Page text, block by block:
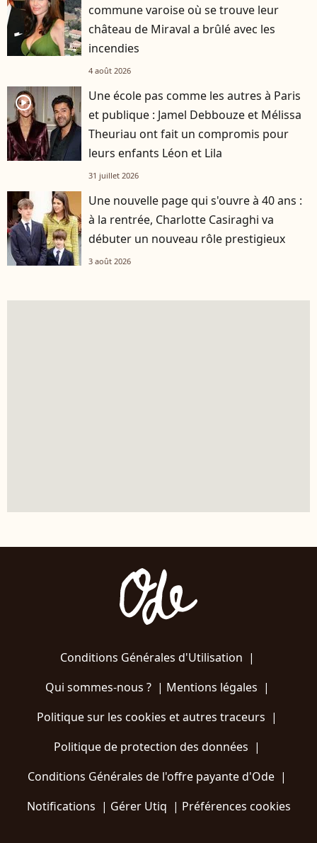
commune varoise où se trouve leur
château de Miraval a brûlé avec les
incendies
4 août 2026
player2
Une école pas comme les autres à Paris
et publique : Jamel Debbouze et Mélissa
Theuriau ont fait un compromis pour
leurs enfants Léon et Lila
31 juillet 2026
Une nouvelle page qui s'ouvre à 40 ans :
à la rentrée, Charlotte Casiraghi va
débuter un nouveau rôle prestigieux
3 août 2026
Conditions Générales d'Utilisation |
Qui sommes-nous ?| Mentions légales |
Politique sur les cookies et autres traceurs |
Politique de protection des données |
Conditions Générales de l'offre payante d'Ode |
Notifications | Gérer Utiq | Préférences cookies